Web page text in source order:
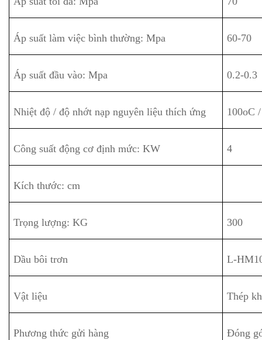
Áp suất làm việc bình thường: Mpa 60-70
Áp suất đầu vào: Mpa 0.2-0.3
Nhiệt độ / độ nhớt nạp nguyên liệu thích ứng 100oC
Công suất động cơ định mức: KW 4
Kích thước: cm
Trọng lượng: KG 300
Dầu bôi trơn L-
Vật liệu Thép
Phương thức gửi hàng Đóng